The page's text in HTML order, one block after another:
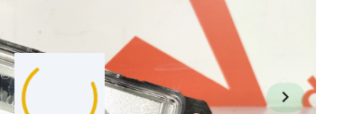
chevron_right